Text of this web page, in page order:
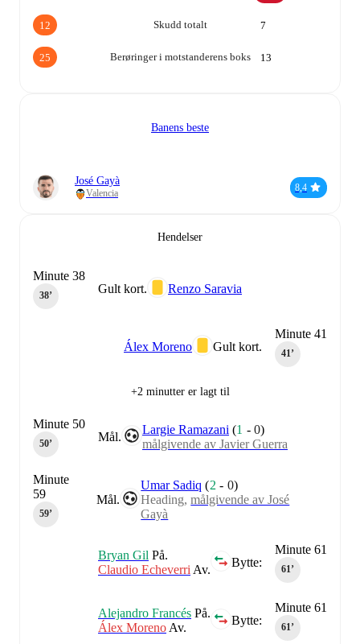
Skudd totalt
12 7
Berøringer i motstanderens boks
25 13
Banens beste
José Gayà
Valencia
8,4
Hendelser
Gult kort. Renzo Saravia
Minute 38
38‎’‎
Minute 41
41‎’‎
Gult kort.
Álex Moreno
+2 minutter er lagt til
Mål.
Largie Ramazani (1 -0)
målgivende av Javier Guerra
Minute 50
50‎’‎
Mål.
Umar Sadiq (2 - 0)
Heading,målgivende av José
Gayà
Minute
59
59‎’‎
Minute 61
61‎’‎
Bytte:
Bryan Gil På.
Claudio Echeverri Av.
Minute 61
61‎’‎
Bytte:
Alejandro Francés På.
Álex Moreno Av.